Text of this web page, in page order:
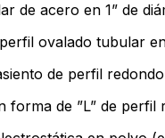
de acero en 1” de
ovalado tubular
de perfil
forma de ”L” de